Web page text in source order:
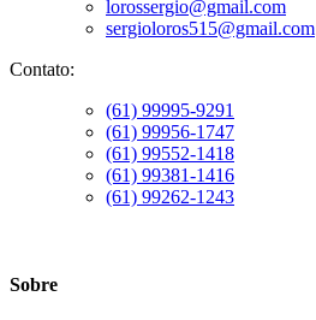
lorossergio@gmail.com
sergioloros515@gmail.com
Contato:
(61) 99995-9291
(61) 99956-1747
(61) 99552-1418
(61) 99381-1416
(61) 99262-1243
Sobre